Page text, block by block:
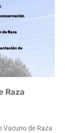
Raza
Vacuno de Raza